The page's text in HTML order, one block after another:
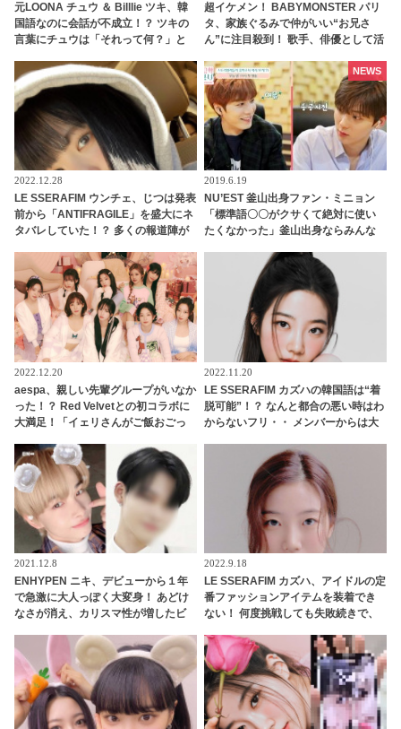
元LOONA チュウ ＆ Billlie ツキ、韓
国語なのに会話が不成立！？ ツキの
言葉にチュウは「それって何？」と
カルすぎるやりとりに「もっと共演
して」の声続々
超イケメン！ BABYMONSTER パリ
タ、家族ぐるみで仲がいい“お兄さ
ん”に注目殺到！ 歌手、俳優として活
2022.12.28
LE SSERAFIM ウンチェ、じつは発表
前から「ANTIFRAGILE」を盛大にネ
タバレしていた！？ 多くの報道陣が
っ子な姿に注目殺到
2019.6.19
NU’EST 釜山出身ファン・ミニョン
「標準語〇〇がクサくて絶対に使い
たくなかった」釜山出身ならみんな
NEWS
2022.12.20
aespa、親しい先輩グループがいなか
った！？ Red Velvetとの初コラボに
大満足！「イェリさんがご飯おごっ
しさを隠せないメンバーたちにほっ
こり
2022.11.20
LE SSERAFIM カズハの韓国語は“着
脱可能”！？ なんと都合の悪い時はわ
からないフリ・・ メンバーからは大
エピソードを公開
2021.12.8
ENHYPEN ニキ、デビューから１年
で急激に大人っぽく大変身！ あどけ
なさが消え、カリスマ性が増したビ
2022.9.18
LE SSERAFIM カズハ、アイドルの定
番ファッションアイテムを装着でき
ない！ 何度挑戦しても失敗続きで、